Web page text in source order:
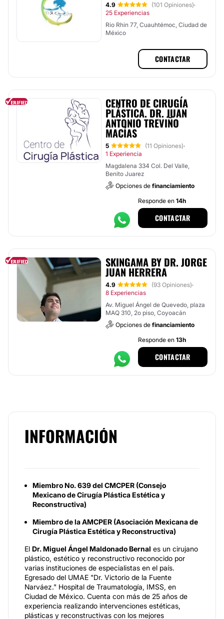
4.9 (101 Opiniones)·
25 Experiencias
Rio Rhin 77, Cuauhtémoc, Ciudad de
México
CONTACTAR
CENTRO DE CIRUGÍA
PLÁSTICA. DR. JUAN
ANTONIO TREVIÑO
MACÍAS
5 (11 Opiniones)·
1 Experiencia
Magdalena 334 Col. Del Valle,
Benito Juarez
Opciones de financiamiento
Responde en 14h
CONTACTAR
SKINGAMA BY DR. JORGE
JUAN HERRERA
4.9 (93 Opiniones)·
8 Experiencias
Av. Miguel Ángel de Quevedo, plaza
MAQ 310, 2o piso, Coyoacán
Opciones de financiamiento
Responde en 13h
CONTACTAR
INFORMACIÓN
Miembro No. 639 del CMCPER (Consejo
Mexicano de Cirugía Plástica Estética y
Reconstructiva)
Miembro de la AMCPER (Asociación Mexicana de
Cirugía Plástica Estética y Reconstructiva)
El Dr. Miguel Ángel Maldonado Bernal es un cirujano
plástico, estético y reconstructivo reconocido por
varias instituciones de especialistas en el país.
Egresado del UMAE "Dr. Victorio de la Fuente
Narváez." Hospital de Traumatología, IMSS, en
Ciudad de México. Cuenta con más de 25 años de
experiencia realizando intervenciones estéticas,
plásticas y reconstructivas con los mejores